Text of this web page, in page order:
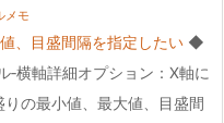
メモ
、目盛間隔を指定したい ◆
‐横軸詳細オプション：X軸に
の最小値、最大値、目盛間